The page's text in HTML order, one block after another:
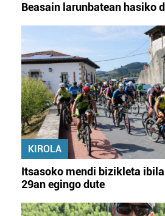
Beasain larunbatean hasiko
KIROLA
Itsasoko mendi bizikleta
29an egingo dute